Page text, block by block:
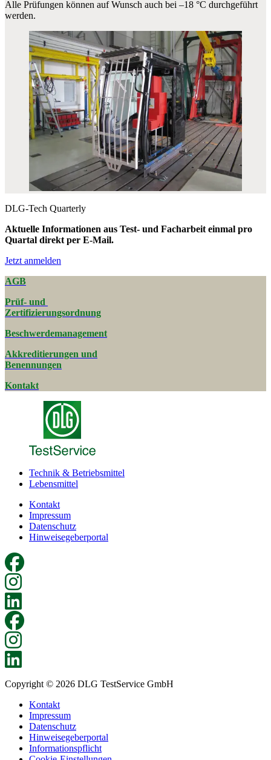
Alle Prüfungen können auf Wunsch auch bei –18 °C durchgeführt
werden.
DLG-Tech Quarterly
Aktuelle Informationen aus Test- und Facharbeit einmal pro
Quartal direkt per E-Mail.
Jetzt anmelden
AGB
Prüf- und
Zertifizierungsordnung
Beschwerde­management
Akkreditierungen und
Benennungen
Kontakt
Technik & Betriebsmittel
Lebensmittel
Kontakt
Impressum
Datenschutz
Hinweisegeberportal
Copyright © 2026 DLG TestService GmbH
Kontakt
Impressum
Datenschutz
Hinweisegeberportal
Informationspflicht